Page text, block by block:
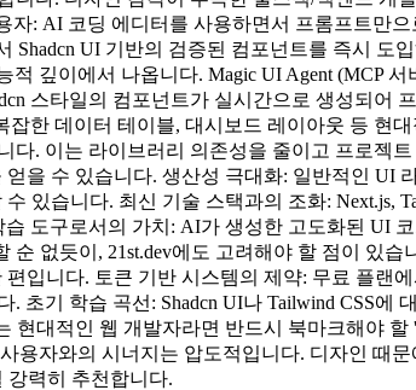
자: AI 코딩 에디터를 사용하면서 프롬프트만
UI 기반의 검증된 컴포넌트를 즉시
깊이에서 나옵니다. Magic UI Agent (MCP
스타일의 컴포넌트가 실시간으로 생성되어
한 데이터 테이블, 대시보드 레이아웃 등 현
. 이는 라이브러리 의존성을 줄이고 프로젝
을 수 있습니다. 생산성 극대화: 일반적인
있습니다. 최신 기술 스택과의 조화: Next.js,
도구로서의 가치: AI가 생성한 고도화된 UI
없듯이, 21st.dev에도 고려해야 할 점이 있습
입니다. 토큰 기반 시스템의 제약: 무료 플
초기 학습 곡선: Shadcn UI나 Tailwind CSS
현대적인 웹 개발자라면 반드시 북마크해야
용자와의 시너지는 압도적입니다. 디자인 때
강력히 추천합니다.